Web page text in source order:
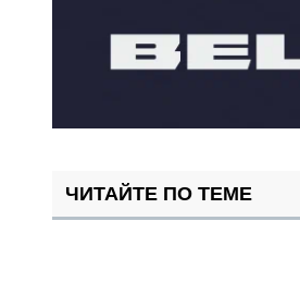
ЧИТАЙТЕ ПО ТЕМЕ